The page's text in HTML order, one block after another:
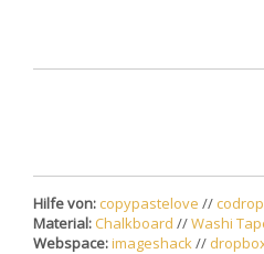
Hilfe von: copypastelove //
Material: Chalkboard //Washi
Webspace:imageshack//